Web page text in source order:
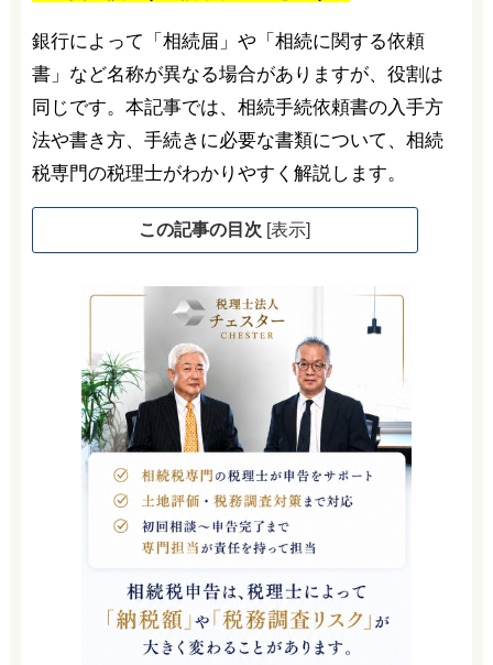
銀行によって「相続届」や「相続に関する依頼
書」など名称が異なる場合がありますが、役割は
同じです。本記事では、相続手続依頼書の入手方
法や書き方、手続きに必要な書類について、相続
税専門の税理士がわかりやすく解説します。
この記事の目次 [表示]